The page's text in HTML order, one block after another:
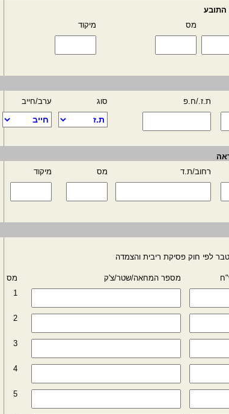
התובע
מס מיקוד
ת.ז./ח.פ סוג ערב/חייב
רחוב/ת.ד מס מיקוד
לפי חוק פסיקת ריבית והצמדה
מספר המחאה/שטר/צ'ק
מס
1
2
3
4
5